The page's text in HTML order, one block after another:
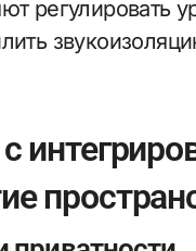
регулировать